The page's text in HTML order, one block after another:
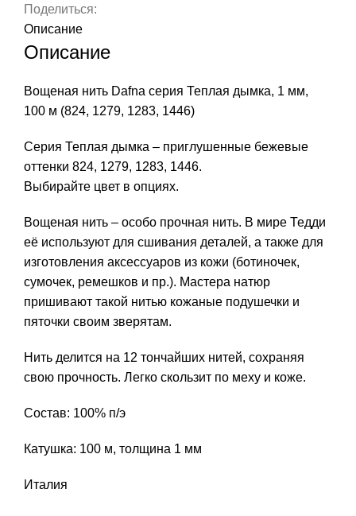
Поделиться:
Описание
Описание
Вощеная нить Dafna cерия Теплая дымка, 1 мм,
100 м (824, 1279, 1283, 1446)
Серия Теплая дымка – приглушенные бежевые
оттенки 824, 1279, 1283, 1446.
Выбирайте цвет в опциях.
Вощеная нить – особо прочная нить. В мире Тедди
её используют для сшивания деталей, а также для
изготовления аксессуаров из кожи (ботиночек,
сумочек, ремешков и пр.). Мастера натюр
пришивают такой нитью кожаные подушечки и
пяточки своим зверятам.
Нить делится на 12 тончайших нитей, сохраняя
свою прочность. Легко скользит по меху и коже.
Состав: 100% п/э
Катушка: 100 м, толщина 1 мм
Италия